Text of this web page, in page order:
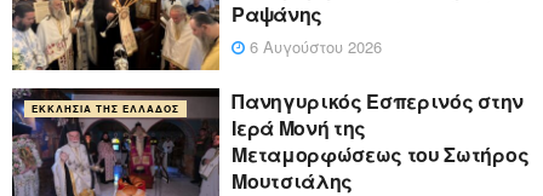
Ραψάνης
6 Αυγούστου 2026
ΕΚΚΛΗΣΊΑ ΤΗΣ ΕΛΛΆΔΟΣ
Πανηγυρικός Εσπερινός στην
Ιερά Μονή της
Μεταμορφώσεως του Σωτήρος
Μουτσιάλης